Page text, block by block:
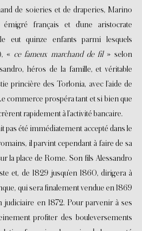
de soieries et de draperies, Marino
français et d’une aristocrate
eut quinze enfants parmi lesquels
« ce fameux marchand de fil» selon
héros de la famille, et véritable
princière des Torlonia, avec l’aide de
commerce prospéra tant et si bien que
rapidement à l’activité bancaire.
pas été immédiatement accepté dans le
il parvint cependant à faire de sa
la place de Rome. Son fils Alessandro
et, de 1829 jusqu’en 1860, dirigera à
qui sera finalement vendue en 1869
en 1872. Pour parvenir à ses
profiter des bouleversements